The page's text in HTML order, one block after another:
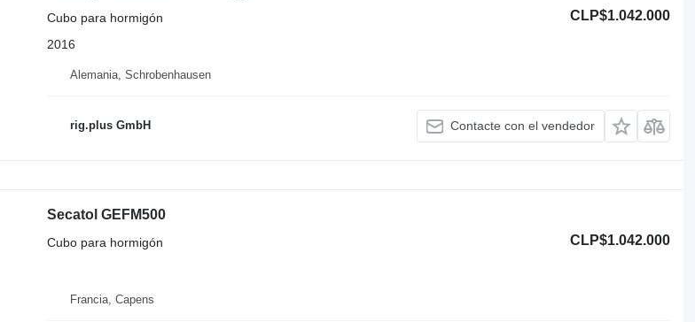
CLP$1.042.000
Cubo para hormigón
2016
Alemania, Schrobenhausen
rig.plus GmbH Contacte con el vendedor
Secatol GEFM500
CLP$1.042.000
Cubo para hormigón
Francia, Capens